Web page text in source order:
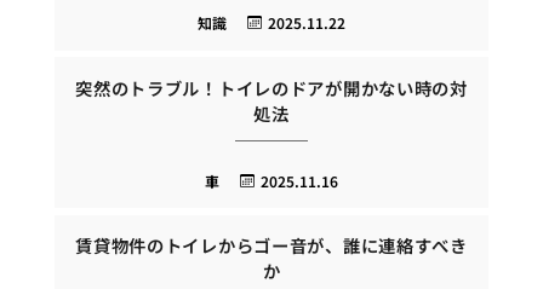
2025.11.22
知識
突然のトラブル！トイレのドアが開かない時の対
処法
2025.11.16
車
賃貸物件のトイレからゴー音が、誰に連絡すべき
か